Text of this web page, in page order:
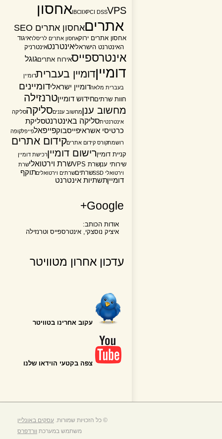
IBCIIXPCI DSSVPS
אחסון
אתריםאחסון אתרים SEO
אחסון אתרים ירוק אחסון אתרים לריסלראיגוד
האינטרנט הישראליאינטרנטאינטרניק
אינטרספייס אירוח אתריםגוגל
דומייןדומיין בעבריתדומיין
בעברית מלאהדומיין ישראלידומיינים
חוות שרתיםחידוש דומייןטרנזילה
מחשוב ענןמחשוב ענניםסליקהסליקה
אינטרנטיתסליקה באינטרנטסליקת
כרטיסי אשראיפייסבוקפייפאלפייפלקופה
רושמתקורס קידום אתריםקידום אתרים
קניית דומייןרישום דומייןרכישת דומיין
שירותי ענןשרת VPS שרת וירטואלישרת
וירטואלי SSD
שרתיםשרתים וירטואליםתוקף
דומייןתשתיות אינטרנט
Google+
אודות הכותב:
איציק נוסצקי, אינטרספייס וטרנזילה
עדכון אחרון מטוויטר
עקוב אחרינו בטוויטר
צפה בקטעי הוידאו שלנו
© כל הזכויות שמורות.עסקים באונליין
משתמש במערכתוורדפרס